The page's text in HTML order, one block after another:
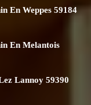
En Weppes 59184
En Melantois
Lannoy 59390